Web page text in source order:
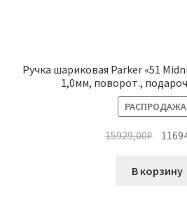
Ручка шариковая Parker «51
1,0мм, поворот.,
15929,00₽
В корзину